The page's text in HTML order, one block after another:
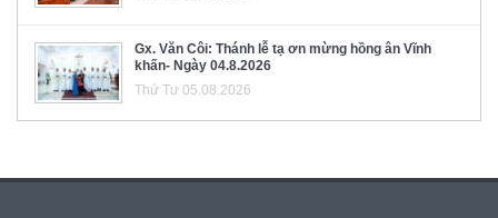
Gx. Văn Côi: Thánh lễ tạ ơn mừng hồng ân Vĩnh
khấn- Ngày 04.8.2026
Thứ Tư 05.08.2026